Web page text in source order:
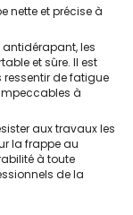
nette et précise à
les
et sûre. Il est
de fatigue
à
aux travaux les
la frappe au
à toute
de la